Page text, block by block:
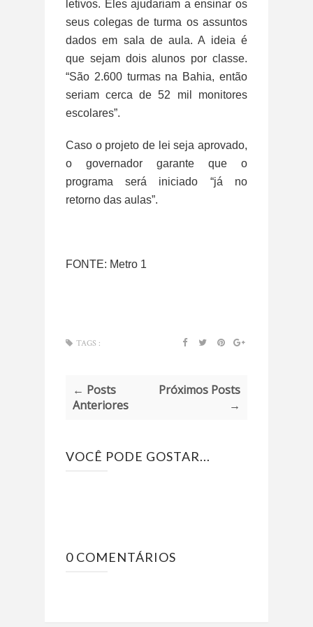
letivos. Eles ajudariam a ensinar os
seus colegas de turma os assuntos
dados em sala de aula. A ideia é
que sejam dois alunos por classe.
“São 2.600 turmas na Bahia, então
seriam cerca de 52 mil monitores
escolares”.
Caso o projeto de lei seja aprovado,
o governador garante que o
programa será iniciado “já no
retorno das aulas”.
FONTE: Metro 1
TAGS :
← Posts
Anteriores
Próximos Posts
→
VOCÊ PODE GOSTAR...
0 COMENTÁRIOS